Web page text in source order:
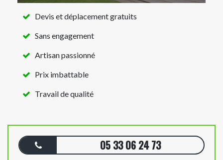
Devis et déplacement gratuits
Sans engagement
Artisan passionné
Prix imbattable
Travail de qualité
05 33 06 24 73